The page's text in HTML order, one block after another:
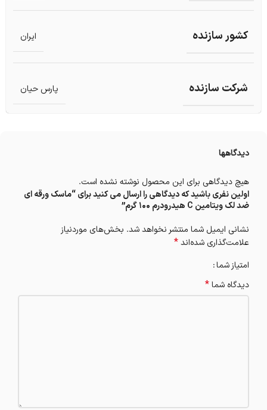
کشور سازنده ایران
شرکت سازنده پارس حیان
دیدگاهها
هیچ دیدگاهی برای این محصول نوشته نشده است.
اولین نفری باشید که دیدگاهی را ارسال می کنید برای “ماسک ورقه ای
ضد لک ویتامین C هیدرودرم 100 گرم”
نشانی ایمیل شما منتشر نخواهد شد. بخش‌های موردنیاز
علامت‌گذاری شده‌اند*
امتیاز شما
دیدگاه شما*